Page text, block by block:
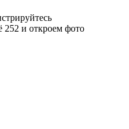
252 и откроем фото